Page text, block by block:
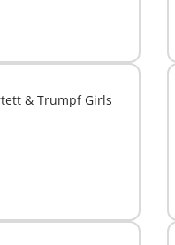
& Trumpf Girls